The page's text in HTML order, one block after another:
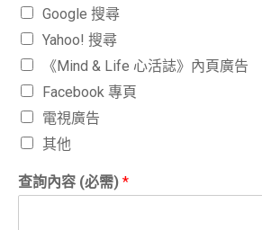
Google 搜尋
Yahoo! 搜尋
《Mind & Life 心活誌》內頁廣告
Facebook 專頁
電視廣告
其他
查詢內容 (必需) *